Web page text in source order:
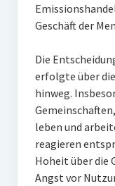
Geschäft der
Die
erfolgte über
hinweg.
leben und
reagieren
Hoheit über die
Angst vor